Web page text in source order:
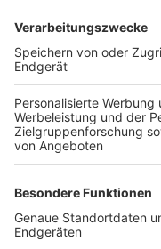
TOP-VEREINE
TOP-PARTNER